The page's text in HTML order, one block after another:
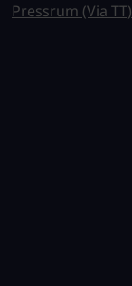
Pressrum (Via TT)